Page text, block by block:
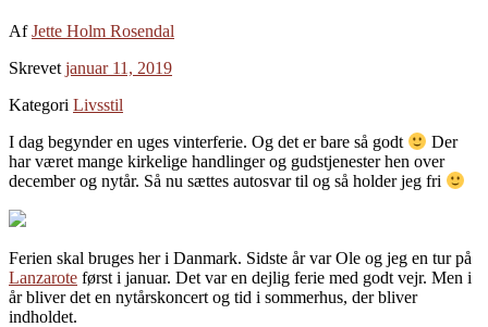
AfJette Holm Rosendal
Skrevet januar 11, 2019
Kategori Livsstil
I dag begynder en uges vinterferie. Og det er bare så godt
Der
har været mange kirkelige handlinger og gudstjenester hen over
december og nytår. Så nu sættes autosvar til og så holder jeg fri
Ferien skal bruges her i Danmark. Sidste år var Ole og jeg en tur på
Lanzarote først i januar. Det var en dejlig ferie med godt vejr. Men i
år bliver det en nytårskoncert og tid i sommerhus, der bliver
indholdet.